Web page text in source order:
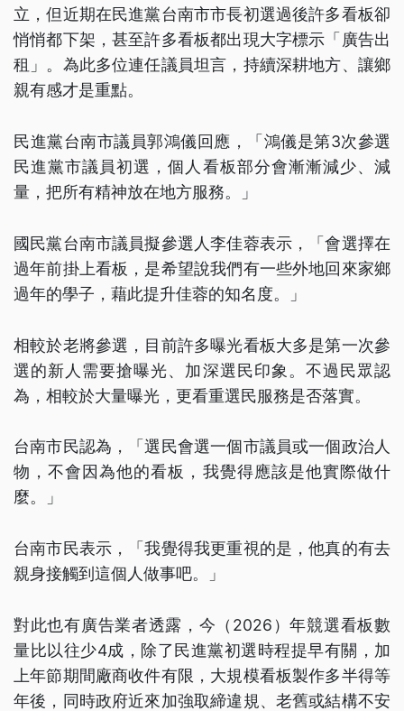
立，但近期在民進黨台南市市長初選過後許多看板卻
悄悄都下架，甚至許多看板都出現大字標示「廣告出
租」。為此多位連任議員坦言，持續深耕地方、讓鄉
親有感才是重點。
民進黨台南市議員郭鴻儀回應，「鴻儀是第3次參選
民進黨市議員初選，個人看板部分會漸漸減少、減
量，把所有精神放在地方服務。」
國民黨台南市議員擬參選人李佳蓉表示，「會選擇在
過年前掛上看板，是希望說我們有一些外地回來家鄉
過年的學子，藉此提升佳蓉的知名度。」
相較於老將參選，目前許多曝光看板大多是第一次參
選的新人需要搶曝光、加深選民印象。不過民眾認
為，相較於大量曝光，更看重選民服務是否落實。
台南市民認為，「選民會選一個市議員或一個政治人
物，不會因為他的看板，我覺得應該是他實際做什
麼。」
台南市民表示，「我覺得我更重視的是，他真的有去
親身接觸到這個人做事吧。」
對此也有廣告業者透露，今（2026）年競選看板數
量比以往少4成，除了民進黨初選時程提早有關，加
上年節期間廠商收件有限，大規模看板製作多半得等
年後，同時政府近來加強取締違規、老舊或結構不安